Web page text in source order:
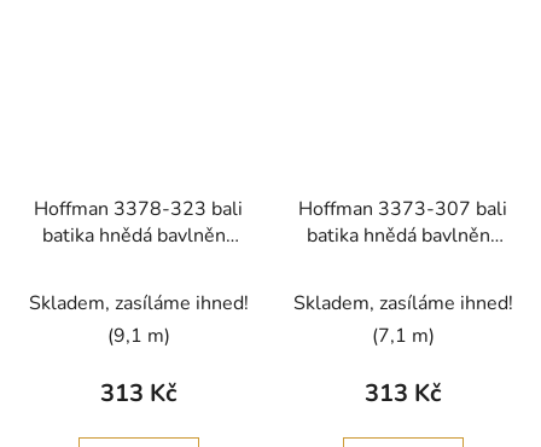
Hoffman 3378-323 bali
batika hnědá bavlněná
Skladem, zasíláme ihned!
(9,1 m)
313 Kč
Hoffman 3373-307 bali
batika hnědá bavlněná
Skladem, zasíláme ihned!
(7,1 m)
313 Kč